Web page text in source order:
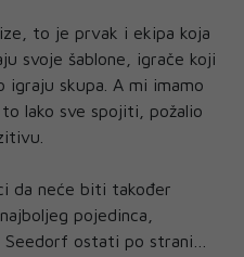
to je prvak i ekipa koja
svoje šablone, igrače koji
igraju skupa. A mi imamo
lako sve spojiti, požalio
da neće biti također
pojedinca,
Seedorf ostati po strani…